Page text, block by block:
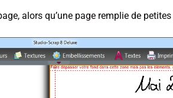
alors qu’une page remplie de